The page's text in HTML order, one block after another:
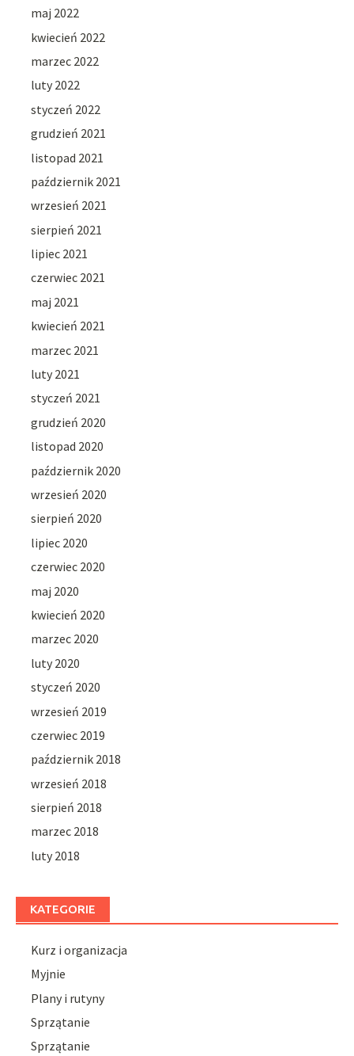
maj 2022
kwiecień 2022
marzec 2022
luty 2022
styczeń 2022
grudzień 2021
listopad 2021
październik 2021
wrzesień 2021
sierpień 2021
lipiec 2021
czerwiec 2021
maj 2021
kwiecień 2021
marzec 2021
luty 2021
styczeń 2021
grudzień 2020
listopad 2020
październik 2020
wrzesień 2020
sierpień 2020
lipiec 2020
czerwiec 2020
maj 2020
kwiecień 2020
marzec 2020
luty 2020
styczeń 2020
wrzesień 2019
czerwiec 2019
październik 2018
wrzesień 2018
sierpień 2018
marzec 2018
luty 2018
KATEGORIE
Kurz i organizacja
Myjnie
Plany i rutyny
Sprzątanie
Sprzątanie